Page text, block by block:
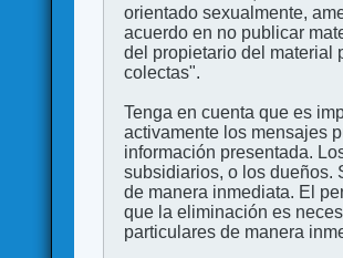
orientado sexualmente,
acuerdo en no publicar
del propietario del material
colectas".
Tenga en cuenta que es
activamente los mensajes
información presentada.
subsidiarios, o los dueños.
de manera inmediata. El
que la eliminación es
particulares de manera